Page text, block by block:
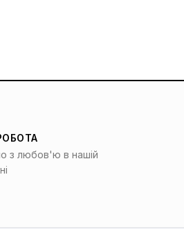
з любов'ю в нашій